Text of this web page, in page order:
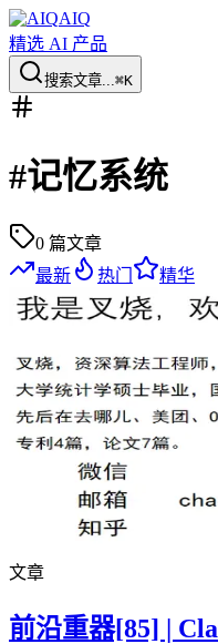
AIQ
精选 AI 产品
搜索文章...⌘K
#记忆系统
0 篇文章
最新
热门 精华
文章
前沿重器[85] |